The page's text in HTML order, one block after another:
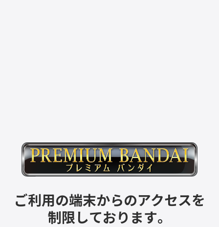
ご利用の端末からのアクセスを
制限しております。